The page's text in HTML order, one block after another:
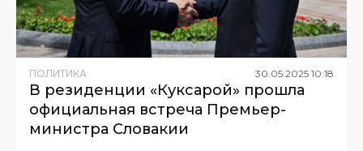
ПОЛИТИКА 30.05.2025 10:18
В резиденции «Куксарой» прошла
официальная встреча Премьер-
министра Словакии